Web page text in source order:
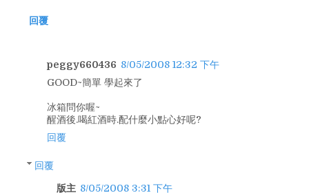
回覆
peggy660436 8/05/2008 12:32 下午
GOOD~簡單 學起來了
冰箱問你喔~
醒酒後.喝紅酒時.配什麼小點心好呢?
回覆
回覆
版主 8/05/2008 3:31 下午